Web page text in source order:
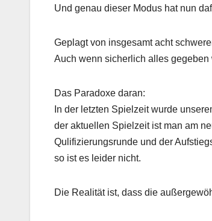
Und genau dieser Modus hat nun
Geplagt von insgesamt acht
Auch wenn sicherlich alles
Das Paradoxe daran:
In der letzten Spielzeit wurde
der aktuellen Spielzeit ist man am
Qulifizierungsrunde und der
so ist es leider nicht.
Die Realität ist, dass die